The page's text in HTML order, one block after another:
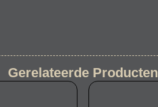
Gerelateerde Producten